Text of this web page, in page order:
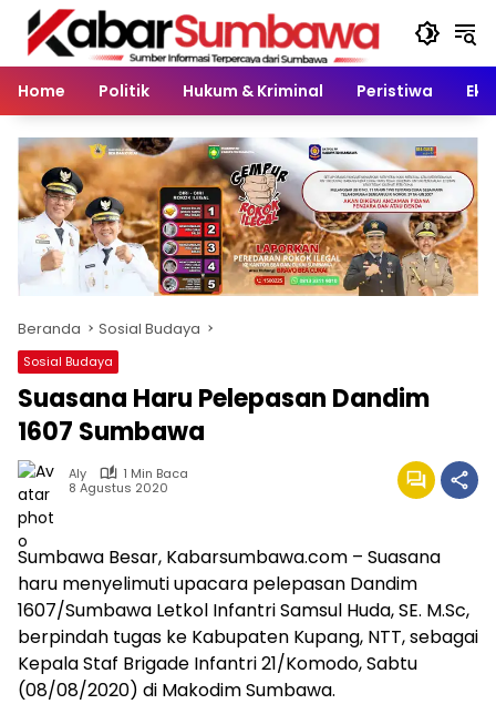
Langsung
konten
Home
Politik Hukum & Kriminal Peristiwa
Beranda Sosial Budaya
Sosial Budaya
Suasana Haru Pelepasan Dandim
1607 Sumbawa
Aly
1 Min Baca
8 Agustus 2020
Sumbawa Besar, Kabarsumbawa.com – Suasana
haru menyelimuti upacara pelepasan Dandim
1607/Sumbawa Letkol Infantri Samsul Huda, SE. M.Sc,
berpindah tugas ke Kabupaten Kupang, NTT, sebagai
Kepala Staf Brigade Infantri 21/Komodo, Sabtu
(08/08/2020) di Makodim Sumbawa.